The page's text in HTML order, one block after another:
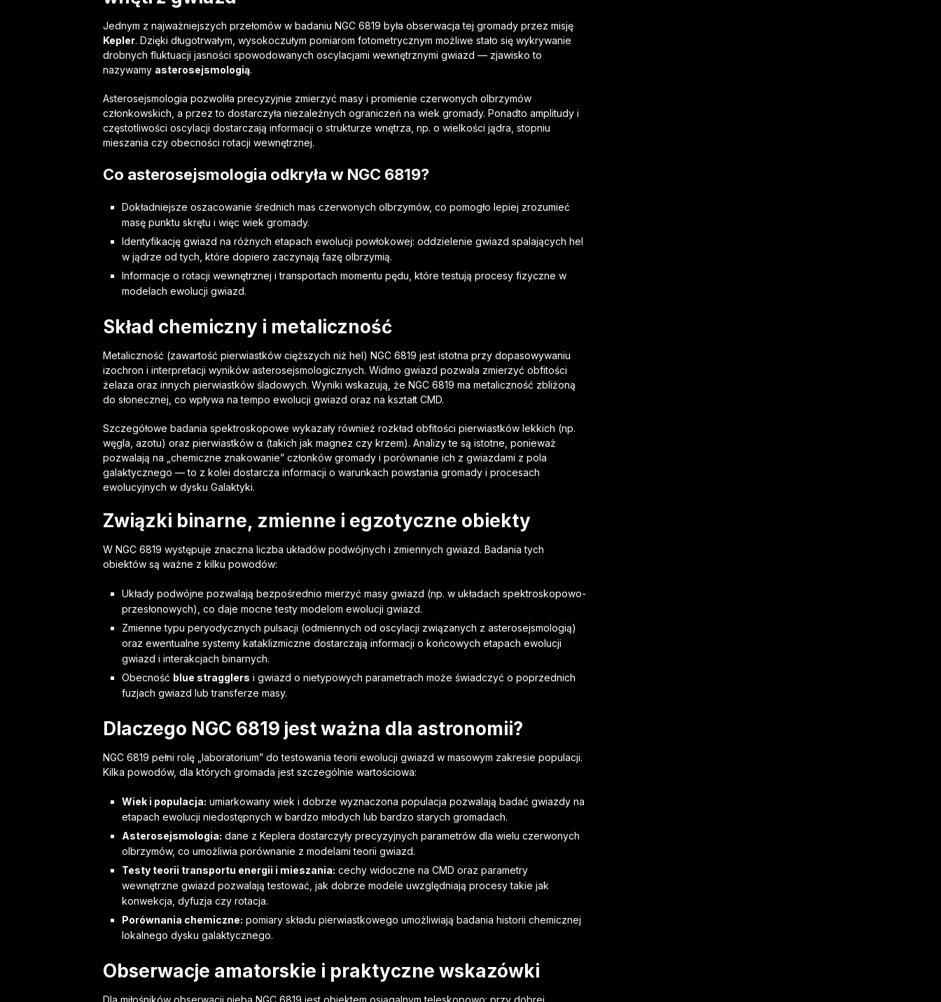
Jednym z najważniejszych przełomów w badaniu NGC 6819 była obserwacja tej gromady przez misję
Kepler. Dzięki długotrwałym, wysokoczułym pomiarom fotometrycznym możliwe stało się wykrywanie
drobnych fluktuacji jasności spowodowanych oscylacjami wewnętrznymi gwiazd — zjawisko to
nazywamy asterosejsmologią.
Asterosejsmologia pozwoliła precyzyjnie zmierzyć masy i promienie czerwonych olbrzymów
członkowskich, a przez to dostarczyła niezależnych ograniczeń na wiek gromady. Ponadto amplitudy i
częstotliwości oscylacji dostarczają informacji o strukturze wnętrza, np. o wielkości jądra, stopniu
mieszania czy obecności rotacji wewnętrznej.
Co asterosejsmologia odkryła w NGC 6819?
Dokładniejsze oszacowanie średnich mas czerwonych olbrzymów, co pomogło lepiej zrozumieć
masę punktu skrętu i więc wiek gromady.
Identyfikację gwiazd na różnych etapach ewolucji powłokowej: oddzielenie gwiazd spalających hel
w jądrze od tych, które dopiero zaczynają fazę olbrzymią.
Informacje o rotacji wewnętrznej i transportach momentu pędu, które testują procesy fizyczne w
modelach ewolucji gwiazd.
Skład chemiczny i metaliczność
Metaliczność (zawartość pierwiastków cięższych niż hel) NGC 6819 jest istotna przy dopasowywaniu
izochron i interpretacji wyników asterosejsmologicznych. Widmo gwiazd pozwala zmierzyć obfitości
żelaza oraz innych pierwiastków śladowych. Wyniki wskazują, że NGC 6819 ma metaliczność zbliżoną
do słonecznej, co wpływa na tempo ewolucji gwiazd oraz na kształt CMD.
Szczegółowe badania spektroskopowe wykazały również rozkład obfitości pierwiastków lekkich (np.
węgla, azotu) oraz pierwiastków α (takich jak magnez czy krzem). Analizy te są istotne, ponieważ
pozwalają na „chemiczne znakowanie” członków gromady i porównanie ich z gwiazdami z pola
galaktycznego — to z kolei dostarcza informacji o warunkach powstania gromady i procesach
ewolucyjnych w dysku Galaktyki.
Związki binarne, zmienne i egzotyczne obiekty
W NGC 6819 występuje znaczna liczba układów podwójnych i zmiennych gwiazd. Badania tych
obiektów są ważne z kilku powodów:
Układy podwójne pozwalają bezpośrednio mierzyć masy gwiazd (np. w układach spektroskopowo-
przesłonowych), co daje mocne testy modelom ewolucji gwiazd.
Zmienne typu peryodycznych pulsacji (odmiennych od oscylacji związanych z asterosejsmologią)
oraz ewentualne systemy kataklizmiczne dostarczają informacji o końcowych etapach ewolucji
gwiazd i interakcjach binarnych.
Obecność blue stragglers i gwiazd o nietypowych parametrach może świadczyć o poprzednich
fuzjach gwiazd lub transferze masy.
Dlaczego NGC 6819 jest ważna dla astronomii?
NGC 6819 pełni rolę „laboratorium” do testowania teorii ewolucji gwiazd w masowym zakresie populacji.
Kilka powodów, dla których gromada jest szczególnie wartościowa:
Wiek i populacja: umiarkowany wiek i dobrze wyznaczona populacja pozwalają badać gwiazdy na
etapach ewolucji niedostępnych w bardzo młodych lub bardzo starych gromadach.
Asterosejsmologia: dane z Keplera dostarczyły precyzyjnych parametrów dla wielu czerwonych
olbrzymów, co umożliwia porównanie z modelami teorii gwiazd.
Testy teorii transportu energii i mieszania: cechy widoczne na CMD oraz parametry
wewnętrzne gwiazd pozwalają testować, jak dobrze modele uwzględniają procesy takie jak
konwekcja, dyfuzja czy rotacja.
Porównania chemiczne: pomiary składu pierwiastkowego umożliwiają badania historii chemicznej
lokalnego dysku galaktycznego.
Obserwacje amatorskie i praktyczne wskazówki
Dla miłośników obserwacji nieba NGC 6819 jest obiektem osiągalnym teleskopowo: przy dobrej